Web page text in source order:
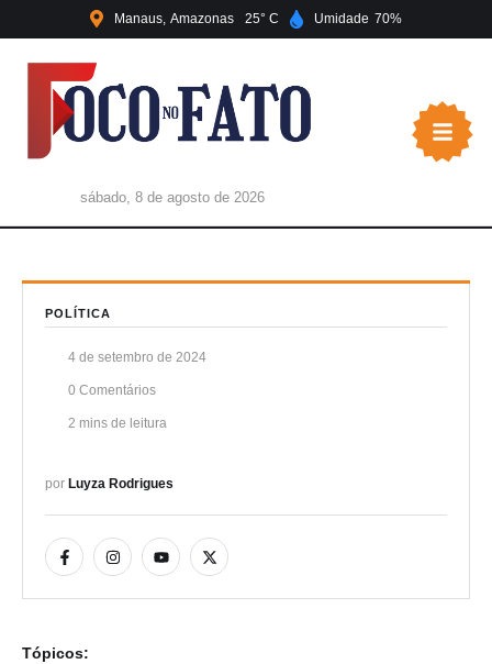
Manaus Amazonas 25 Umidade 70
sábado, 8 de agosto de 2026
POLÍTICA
4 de setembro de 2024
0 Comentários
2 mins de leitura
por Luyza Rodrigues
Tópicos: